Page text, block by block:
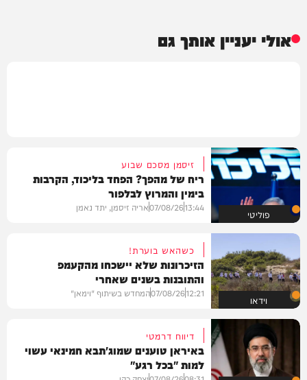
אולי יעניין אותך גם
פוליטי
זיסמן מסכם שבוע
ריח של מהפך? הפחד בליכוד, הקרבות
בימין והמרוץ לבלפור
13:44
07/08/26אריה זיסמן, יתד נאמן
וידאו
כשהאש בוערת!
הזיכרונות שלא יישכחו מהקעמפ
והתובנות בשנים שאחרי
12:21
07/08/26המחדש בשיתוף "וימאן"
דיווח דרמטי
באיראן טוענים שמוג'תבא חמינאי עשוי
למות "בכל רגע"